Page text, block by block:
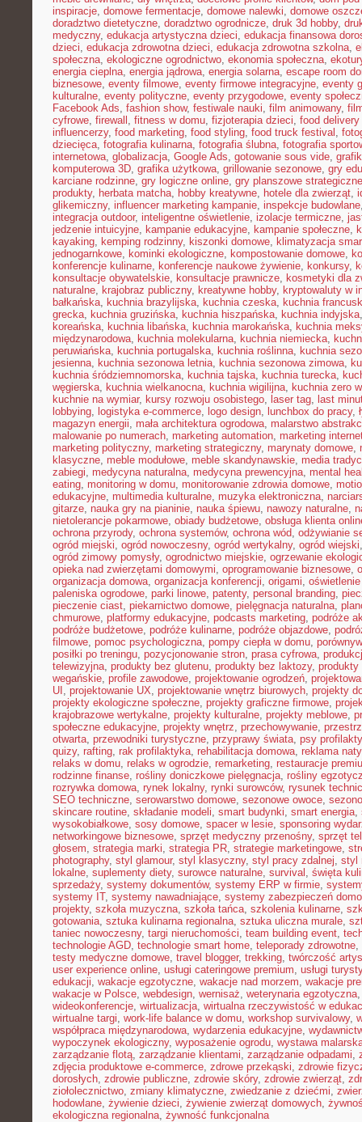
inspiracje, domowe fermentacje, domowe nalewki, domowe
doradztwo dietetyczne, doradztwo ogrodnicze, druk 3d hobby,
medyczny, edukacja artystyczna dzieci, edukacja finansowa
dzieci, edukacja zdrowotna dzieci, edukacja zdrowotna szkolna,
społeczna, ekologiczne ogrodnictwo, ekonomia społeczna,
energia cieplna, energia jądrowa, energia solarna, escape room
biznesowe, eventy filmowe, eventy firmowe integracyjne, eventy
kulturalne, eventy polityczne, eventy przygodowe, eventy
Facebook Ads, fashion show, festiwale nauki, film animowany,
cyfrowe, firewall , fitness w domu, fizjoterapia dzieci, food delivery
influencerzy, food marketing, food styling, food truck festival ,
dziecięca, fotografia kulinarna, fotografia ślubna, fotografia
internetowa, globalizacja, Google Ads, gotowanie sous vide,
komputerowa 3D, grafika użytkowa, grillowanie sezonowe, gry
karciane rodzinne, gry logiczne online, gry planszowe strategiczne
produkty, herbata matcha, hobby kreatywne, hotele dla zwierząt,
glikemiczny, influencer marketing kampanie, inspekcje budowlane
integracja outdoor, inteligentne oświetlenie, izolacje termiczne,
jedzenie intuicyjne, kampanie edukacyjne, kampanie społeczne,
kayaking, kemping rodzinny, kiszonki domowe, klimatyzacja
jednogarnkowe, kominki ekologiczne, kompostowanie domowe,
konferencje kulinarne, konferencje naukowe żywienie, konkursy,
konsultacje obywatelskie, konsultacje prawnicze, kosmetyki dla
naturalne, krajobraz publiczny, kreatywne hobby, kryptowaluty w
bałkańska, kuchnia brazylijska, kuchnia czeska, kuchnia
grecka, kuchnia gruzińska, kuchnia hiszpańska, kuchnia indyjska
koreańska, kuchnia libańska, kuchnia marokańska, kuchnia
międzynarodowa, kuchnia molekularna, kuchnia niemiecka,
peruwiańska, kuchnia portugalska, kuchnia roślinna, kuchnia
jesienna, kuchnia sezonowa letnia, kuchnia sezonowa zimowa,
kuchnia śródziemnomorska, kuchnia tajska, kuchnia turecka,
węgierska, kuchnia wielkanocna, kuchnia wigilijna, kuchnia zero
kuchnie na wymiar, kursy rozwoju osobistego, laser tag, last
lobbying, logistyka e-commerce, logo design, lunchbox do pracy,
magazyn energii, mała architektura ogrodowa, malarstwo
malowanie po numerach, marketing automation, marketing
marketing polityczny, marketing strategiczny, marynaty domowe,
klasyczne, meble modułowe, meble skandynawskie, media
zabiegi, medycyna naturalna, medycyna prewencyjna, mental
eating, monitoring w domu, monitorowanie zdrowia domowe,
edukacyjne, multimedia kulturalne, muzyka elektroniczna,
gitarze, nauka gry na pianinie, nauka śpiewu, nawozy naturalne,
nietolerancje pokarmowe, obiady budżetowe, obsługa klienta
ochrona przyrody, ochrona systemów, ochrona wód, odżywianie
ogród miejski, ogród nowoczesny, ogród wertykalny, ogród wiejski
ogród zimowy pomysły, ogrodnictwo miejskie, ogrzewanie
opieka nad zwierzętami domowymi, oprogramowanie biznesowe,
organizacja domowa, organizacja konferencji, origami,
paleniska ogrodowe, parki linowe, patenty, personal branding,
pieczenie ciast, piekarnictwo domowe, pielęgnacja naturalna,
chmurowe, platformy edukacyjne, podcasts marketing, podróże
podróże budżetowe, podróże kulinarne, podróże objazdowe,
filmowe, pomoc psychologiczna, pompy ciepła w domu,
posiłki po treningu, pozycjonowanie stron, prasa cyfrowa,
telewizyjna, produkty bez glutenu, produkty bez laktozy, produkty
wegańskie, profile zawodowe, projektowanie ogrodzeń,
UI , projektowanie UX, projektowanie wnętrz biurowych, projekty
projekty ekologiczne społeczne, projekty graficzne firmowe,
krajobrazowe wertykalne, projekty kulturalne, projekty meblowe,
społeczne edukacyjne, projekty wnętrz, przechowywanie,
otwarta, przewodniki turystyczne, przyprawy świata, psy
quizy, rafting, rak profilaktyka, rehabilitacja domowa, reklama
relaks w domu, relaks w ogrodzie, remarketing, restauracje
rodzinne finanse, rośliny doniczkowe pielęgnacja, rośliny
rozrywka domowa, rynek lokalny, rynki surowców, rysunek
SEO techniczne, serowarstwo domowe, sezonowe owoce,
skincare routine, składanie modeli, smart budynki, smart energia,
wysokobiałkowe, sosy domowe, spacer w lesie, sponsoring
networkingowe biznesowe, sprzęt medyczny przenośny, sprzęt
głosem, strategia marki, strategia PR, strategie marketingowe,
photography, styl glamour, styl klasyczny, styl pracy zdalnej, styl
lokalne, suplementy diety, surowce naturalne, survival , święta
sprzedaży, systemy dokumentów, systemy ERP w firmie,
systemy IT, systemy nawadniające, systemy zabezpieczeń
projekty, szkoła muzyczna, szkoła tańca, szkolenia kulinarne,
gotowania, sztuka kulinarna regionalna, sztuka uliczna murale,
taniec nowoczesny, targi nieruchomości, team building event,
technologie AGD, technologie smart home, teleporady zdrowotne,
testy medyczne domowe, travel blogger, trekking, twórczość
user experience online, usługi cateringowe premium, usługi
edukacji, wakacje egzotyczne, wakacje nad morzem, wakacje
wakacje w Polsce, webdesign, wernisaż, weterynaria egzotyczna
wideokonferencje, wirtualizacja, wirtualna rzeczywistość w
wirtualne targi, work-life balance w domu, workshop survivalowy,
współpraca międzynarodowa, wydarzenia edukacyjne,
wypoczynek ekologiczny, wyposażenie ogrodu, wystawa
zarządzanie flotą, zarządzanie klientami, zarządzanie odpadami,
zdjęcia produktowe e-commerce, zdrowe przekąski, zdrowie
dorosłych, zdrowie publiczne, zdrowie skóry, zdrowie zwierząt,
ziołolecznictwo, zmiany klimatyczne, zwiedzanie z dziećmi,
hodowlane, żywienie dzieci, żywienie zwierząt domowych,
ekologiczna regionalna, żywność funkcjonalna